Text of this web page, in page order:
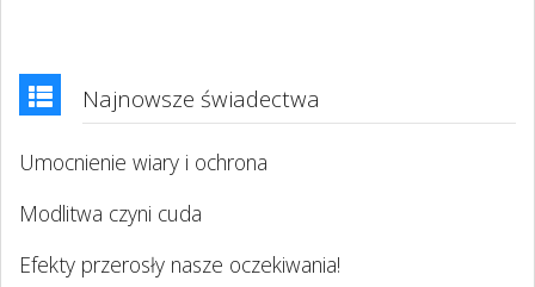
Najnowsze świadectwa
Umocnienie wiary i ochrona
Modlitwa czyni cuda
Efekty przerosły nasze oczekiwania!